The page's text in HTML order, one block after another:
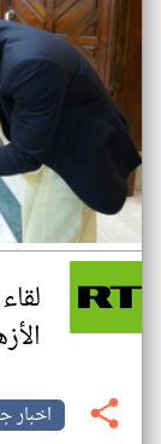
اخبار